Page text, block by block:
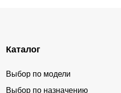
Каталог
Выбор по модели
Выбор по назначению